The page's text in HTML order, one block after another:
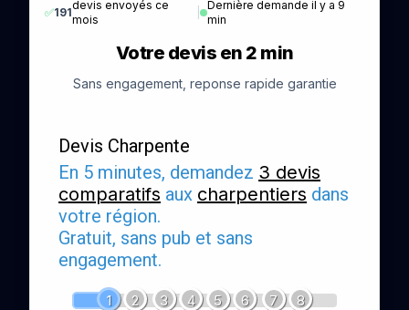
✅191
devis envoyés ce
mois
Dernière demande il y a 9
min
Votre devis en 2 min
Sans engagement, reponse rapide garantie
Devis Charpente
En 5 minutes, demandez 3 devis
comparatifs aux charpentiers dans
votre région.
Gratuit, sans pub et sans
engagement.
1 2 3 4 5 6 7 8